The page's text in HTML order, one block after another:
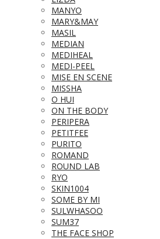
MANYO
MARY&MAY
MASIL
MEDIAN
MEDIHEAL
MEDI-PEEL
MISE EN SCENE
MISSHA
O HUI
ON THE BODY
PERIPERA
PETITFEE
PURITO
ROMAND
ROUND LAB
RYO
SKIN1004
SOME BY MI
SULWHASOO
SUM37
THE FACE SHOP